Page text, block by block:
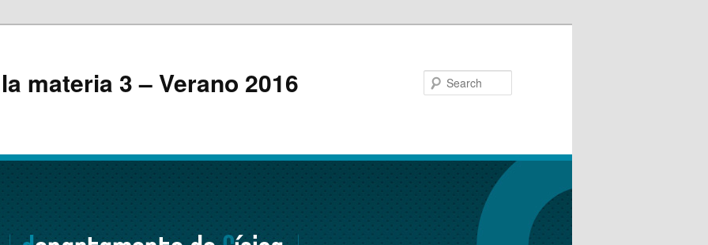
materia 3 – Verano 2016